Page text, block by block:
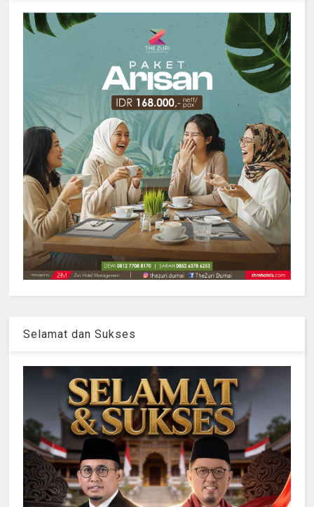
Selamat dan Sukses